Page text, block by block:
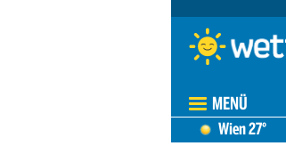
MENÜ
Wien27°